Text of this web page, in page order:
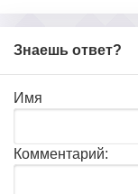
Знаешь ответ?
Имя
Комментарий: